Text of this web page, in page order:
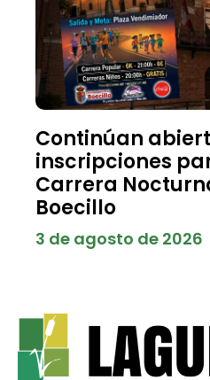
Continúan
inscripciones
Carrera
Boecillo
3 de agosto de 2026